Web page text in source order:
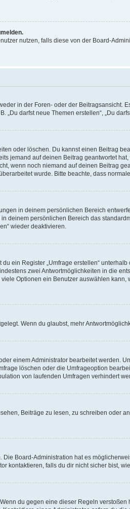
nutzen, falls diese von der Board-
in der Foren- oder der
darfst neue Themen erstellen“, „Du
oder löschen. Du kannst einen Beitrag
jemand auf deinen Beitrag geantwortet
wenn noch niemand auf deinen Beitrag
wurde. Bitte beachte, dass
in deinem persönlichen Bereich
deinem persönlichen Bereich das
wieder deaktivieren.
ein Register „Umfrage erstellen“
zwei Antwortmöglichkeiten in die
Optionen ein Benutzer auswählen
Wenn du glaubst, mehr
einem Administrator bearbeitet werden.
löschen oder die Umfrageoption
von laufenden Umfragen verhindert
Beiträge zu lesen, zu schreiben oder
Board-Administration hat es
kontaktieren, falls du dir nicht sicher bist,
du gegen eine dieser Regeln